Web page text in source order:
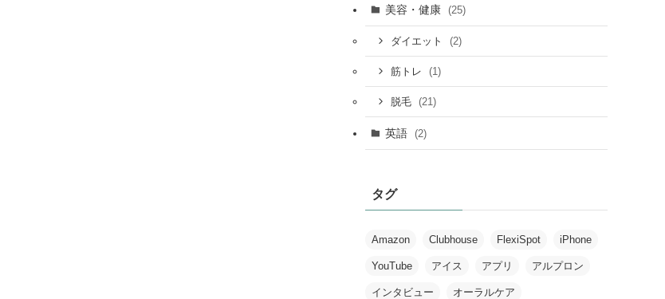
美容・健康 (25)
ダイエット (2)
筋トレ (1)
脱毛 (21)
英語 (2)
タグ
Amazon Clubhouse FlexiSpot iPhone
YouTube アイス アプリ アルプロン
インタビュー オーラルケア